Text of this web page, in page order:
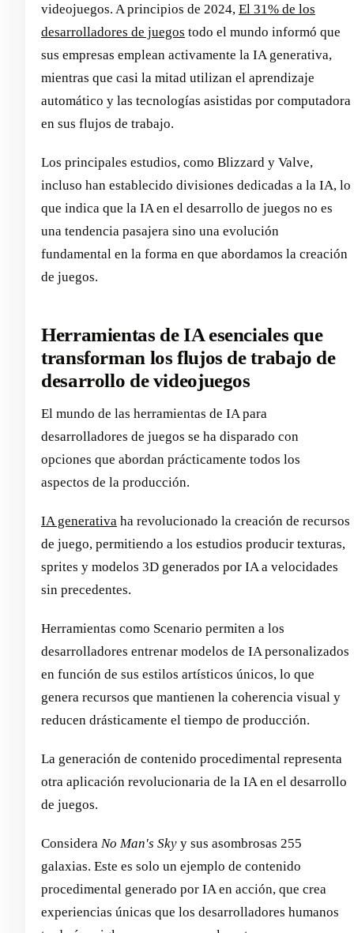
videojuegos. A principios de 2024, El 31% de los
desarrolladores de juegos todo el mundo informó que
sus empresas emplean activamente la IA generativa,
mientras que casi la mitad utilizan el aprendizaje
automático y las tecnologías asistidas por computadora
en sus flujos de trabajo.
Los principales estudios, como Blizzard y Valve,
incluso han establecido divisiones dedicadas a la IA, lo
que indica que la IA en el desarrollo de juegos no es
una tendencia pasajera sino una evolución
fundamental en la forma en que abordamos la creación
de juegos.
Herramientas de IA esenciales que
transforman los flujos de trabajo de
desarrollo de videojuegos
El mundo de las herramientas de IA para
desarrolladores de juegos se ha disparado con
opciones que abordan prácticamente todos los
aspectos de la producción.
IA generativa ha revolucionado la creación de recursos
de juego, permitiendo a los estudios producir texturas,
sprites y modelos 3D generados por IA a velocidades
sin precedentes.
Herramientas como Scenario permiten a los
desarrolladores entrenar modelos de IA personalizados
en función de sus estilos artísticos únicos, lo que
genera recursos que mantienen la coherencia visual y
reducen drásticamente el tiempo de producción.
La generación de contenido procedimental representa
otra aplicación revolucionaria de la IA en el desarrollo
de juegos.
Considera No Man's Sky y sus asombrosas 255
galaxias. Este es solo un ejemplo de contenido
procedimental generado por IA en acción, que crea
experiencias únicas que los desarrolladores humanos